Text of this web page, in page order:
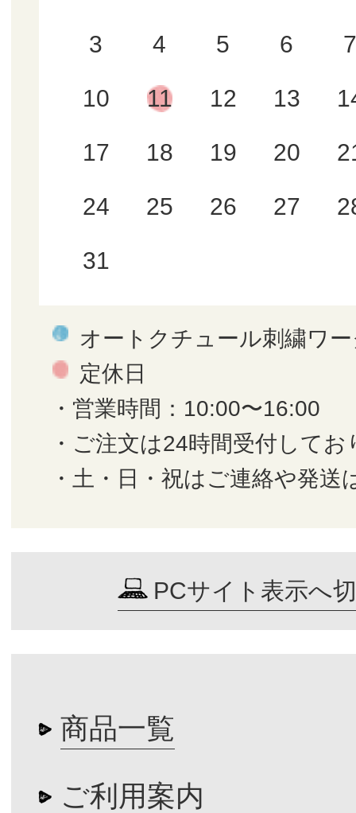
3 4 5 6 7
10 11 12 13
17 18 19 20
24 25 26 27
31
オートクチュール刺繍ワ
定休日
・営業時間：10:00〜16:00
・ご注文は24時間受付してお
・土・日・祝はご連絡や発送
PCサイト表示へ
商品一覧
ご利用案内